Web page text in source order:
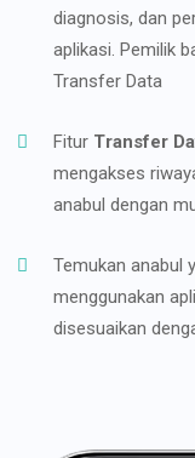
diagnosis, dan
aplikasi. Pemilik
Transfer Data
Fitur Transfer
mengakses
anabul dengan
Temukan anabul
menggunakan
disesuaikan